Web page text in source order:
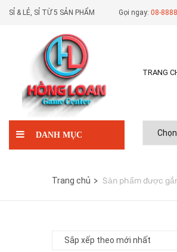
SỈ & LẺ, SỈ TỪ 5 SẢN PHẨM Gọi ngay: 08-
TRANG
DANH MỤC
Trang chủ Sản phẩm được